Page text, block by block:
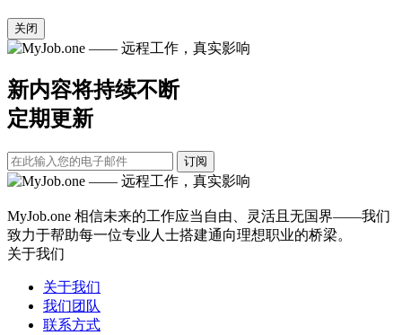
关闭
新内容将持续不断
定期更新
订阅
MyJob.one 相信未来的工作应当自由、灵活且无国界——我们
致力于帮助每一位专业人士搭建通向理想职业的桥梁。
关于我们
关于我们
我们团队
联系方式